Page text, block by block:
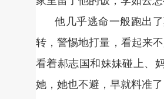
他几乎逃命一般跑出
转，警惕地打量，看起来
看着郝志国和妹妹碰上、
她，她也不避，早就料准